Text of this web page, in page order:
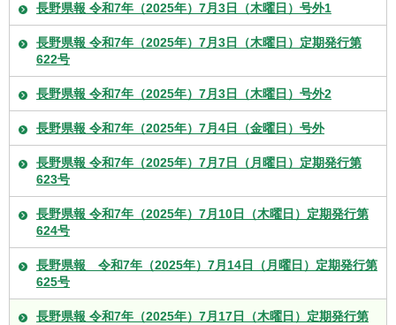
長野県報 令和7年（2025年）7月3日（木曜日）号外1
長野県報 令和7年（2025年）7月3日（木曜日）定期発行第
622号
長野県報 令和7年（2025年）7月3日（木曜日）号外2
長野県報 令和7年（2025年）7月4日（金曜日）号外
長野県報 令和7年（2025年）7月7日（月曜日）定期発行第
623号
長野県報 令和7年（2025年）7月10日（木曜日）定期発行第
624号
長野県報 令和7年（2025年）7月14日（月曜日）定期発行第
625号
長野県報 令和7年（2025年）7月17日（木曜日）定期発行第